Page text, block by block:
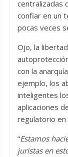
centralizadas
confiar en un
pocas veces
Ojo, la
con la
ejemplo, los
inteligentes
aplicaciones
regulatorio en
“Estamos
juristas en